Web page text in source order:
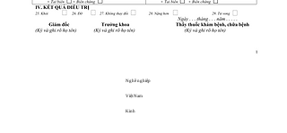
Nghề nghiệp
Việt Nam
Kinh